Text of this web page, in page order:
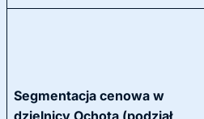
Segmentacja cenowa w
dzielnicy Ochota (podział